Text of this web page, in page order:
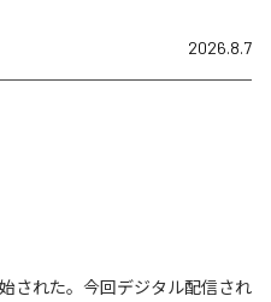
2026.8.7
された。今回デジタル配信され